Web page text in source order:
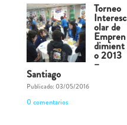
Torneo
Interesc
olar de
Empren
dimient
o 2013
–
Santiago
Publicado: 03/05/2016
0 comentarios